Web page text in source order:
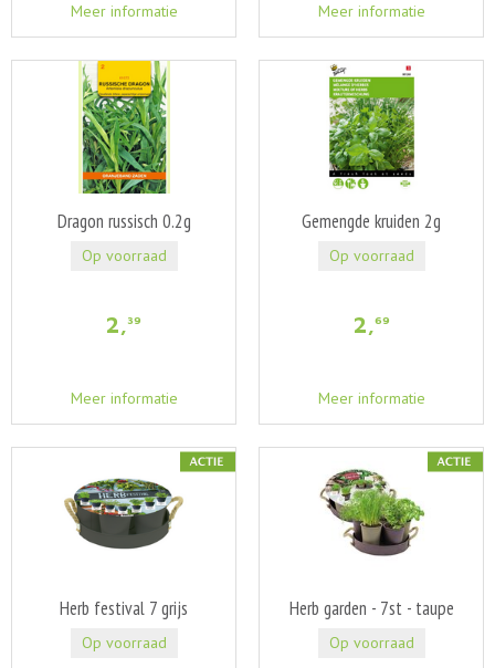
Meer informatie Meer informatie
Dragon russisch 0.2g
2,39
Meer informatie
Op voorraad
Gemengde kruiden 2g
2,69
Meer informatie
Op voorraad
Herb festival 7 grijs
Op voorraad
Herb garden - 7st - taupe
Op voorraad